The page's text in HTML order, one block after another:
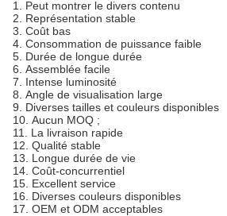
1. Peut montrer le divers contenu
2. Représentation stable
3. Coût bas
4. Consommation de puissance faible
5. Durée de longue durée
6. Assemblée facile
7. Intense luminosité
8. Angle de visualisation large
9. Diverses tailles et couleurs disponibles
10. Aucun MOQ ;
11. La livraison rapide
12. Qualité stable
13. Longue durée de vie
14. Coût-concurrentiel
15. Excellent service
16. Diverses couleurs disponibles
17. OEM et ODM acceptables